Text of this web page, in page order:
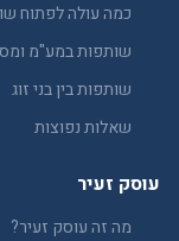
כמה עולה לפתוח
שותפות במע"מ
שותפות בין בני זוג
שאלות נפוצות
עוסק זעיר
מה זה עוסק זעיר?